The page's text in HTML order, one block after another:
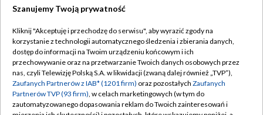
TVP
Abonament TVP
Emisja w TVP
Centrum informacji TVP
Regulamin TVP
Polityka prywatności
Moje zgody
Szanujemy Twoją prywatność
Kliknij "Akceptuję i przechodzę do serwisu", aby wyrazić zgody na
korzystanie z technologii automatycznego śledzenia i zbierania danych,
dostęp do informacji na Twoim urządzeniu końcowym i ich
przechowywanie oraz na przetwarzanie Twoich danych osobowych przez
nas, czyli Telewizję Polską S.A. w likwidacji (zwaną dalej również „TVP”),
Zaufanych Partnerów z IAB* (1201 firm) oraz pozostałych Zaufanych
Partnerów TVP (93 firm), w celach marketingowych (w tym do
zautomatyzowanego dopasowania reklam do Twoich zainteresowań i